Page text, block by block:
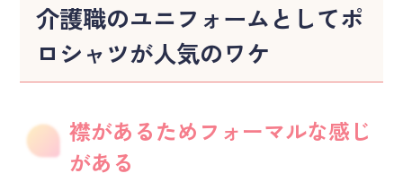
介護職のユニフォームとしてポ
ロシャツが人気のワケ
襟があるためフォーマルな感じ
がある